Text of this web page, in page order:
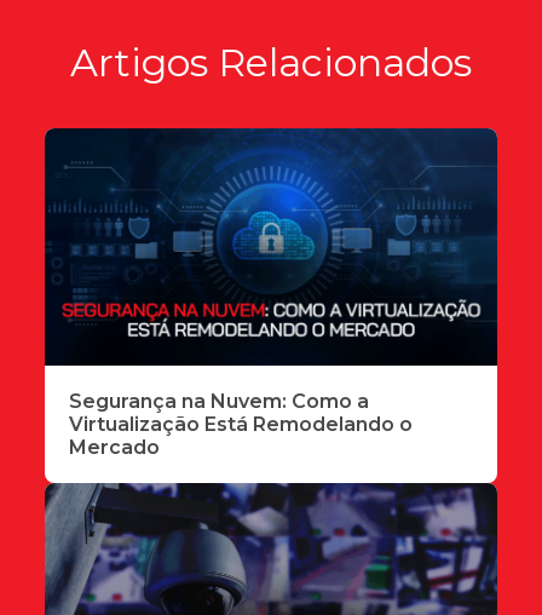
Artigos Relacionados
Segurança na Nuvem: Como a
Virtualização Está Remodelando o
Mercado